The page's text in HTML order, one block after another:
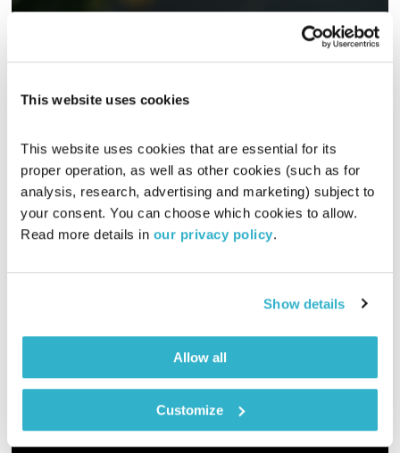
This website uses cookies
This website uses cookies that are essential for its
proper operation, as well as other cookies (such as for
analysis, research, advertising and marketing) subject to
your consent. You can choose which cookies to allow.
Read more details in our privacy policy.
Show details
Allow all
Customize
מדיטציית צלילים – ראב
מדיטציית צלילים
מוזמנים לקחת פסק זמן ולהצטרף למדיטציית צלילים רב ממדית
עם הראב, תוף לשונות ממשפחת הפאנטם